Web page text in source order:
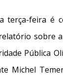
terça-feira é
sobre
Pública
Michel